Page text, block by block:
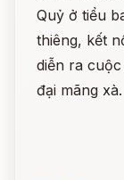
Quỷ ở tiểu
thiêng, kết
diễn ra
đại mãng xà.